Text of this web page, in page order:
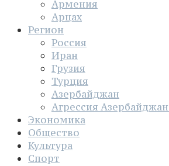
Армения
Арцах
Регион
Россия
Иран
Грузия
Турция
Азербайджан
Агрессия
Экономика
Общество
Культура
Спорт